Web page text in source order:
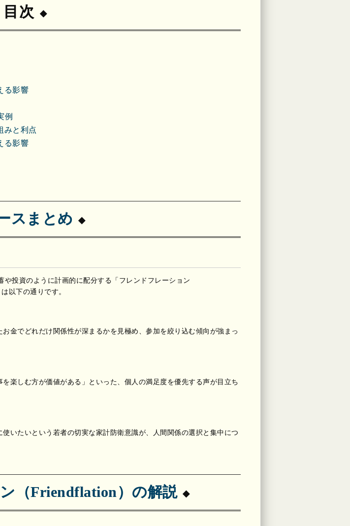
目次
る影響
例
みと利点
る影響
スまとめ
投資のように計画的に配分する「フレンドフレーション
以下の通りです。
金でどれだけ関係性が深まるかを見極め、参加を絞り込む傾向が強まっ
楽しむ方が価値がある」といった、個人の満足度を優先する声が目立ち
いたいという若者の切実な家計防衛意識が、人間関係の選択と集中につ
（Friendflation）の解説